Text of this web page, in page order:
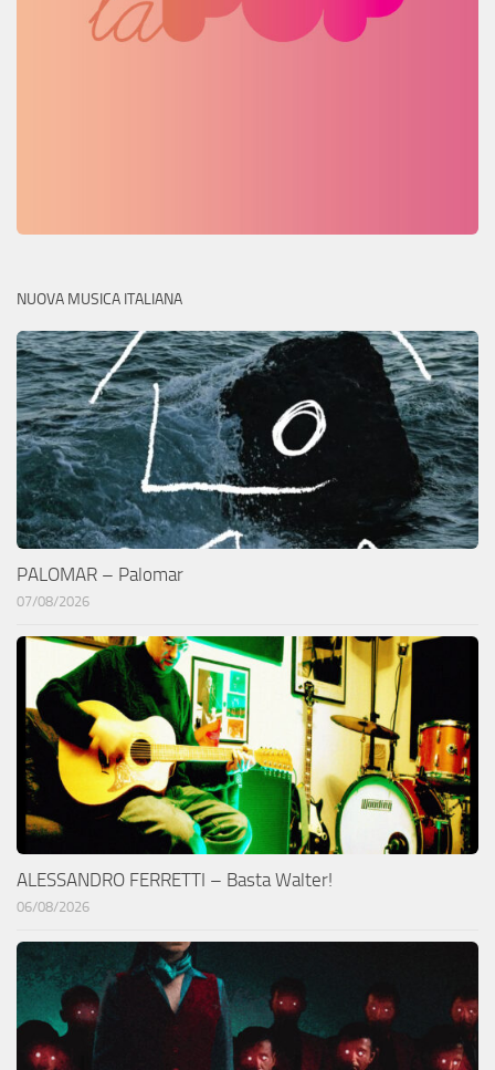
NUOVA MUSICA ITALIANA
PALOMAR – Palomar
07/08/2026
ALESSANDRO FERRETTI – Basta Walter!
06/08/2026